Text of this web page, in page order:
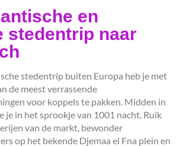
en
stedentrip naar
stedentrip buiten Europa heb je met
de meest verrassende
voor koppels te pakken. Midden in
je in het sprookje van 1001 nacht. Ruik
van de markt, bewonder
op het bekende Djemaa el Fna plein en